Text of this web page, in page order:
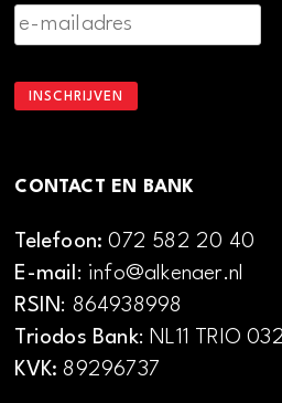
CONTACT EN BANK
Telefoon:072 582 20 40
E-mail: info@alkenaer.nl
RSIN: 864938998
Triodos Bank: NL11 TRIO
KVK: 89296737